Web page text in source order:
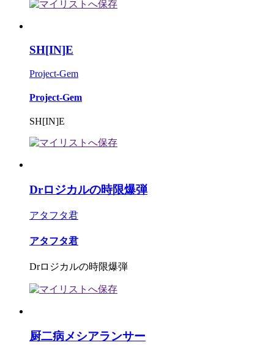
SH[IN]E
Project-Gem
Project-Gem
SH[IN]E
Drロジカルの時限爆弾
アタフタ君
アタフタ君
Drロジカルの時限爆弾
厨二病メシアランサー